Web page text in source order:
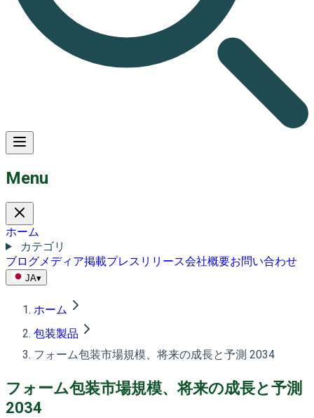
Menu
ホーム
カテゴリ
ブログメディア掲載プレスリリース会社概要お問い合わせ
JA▾
ホーム
包装製品
フォーム包装市場規模、将来の成長と予測 2034
フォーム包装市場規模、将来の成長と予測
2034